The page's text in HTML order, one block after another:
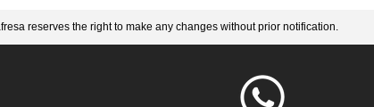
reserves the right to make any changes without prior notification.